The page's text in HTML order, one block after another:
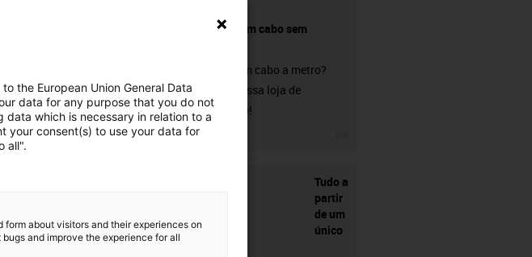
Comprar um cabo sem
Procura um cabo a metro?
Visite a nossa loja de
chainflex®!
Tudo a
partir
de um
único
the European Union General Data
data for any purpose that you do not
which is necessary in relation to a
your consent(s) to use your data for
all".
form about visitors and their experiences on
and improve the experience for all